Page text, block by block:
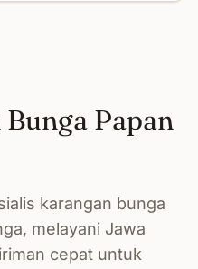
Papan
karangan bunga
melayani Jawa
cepat untuk